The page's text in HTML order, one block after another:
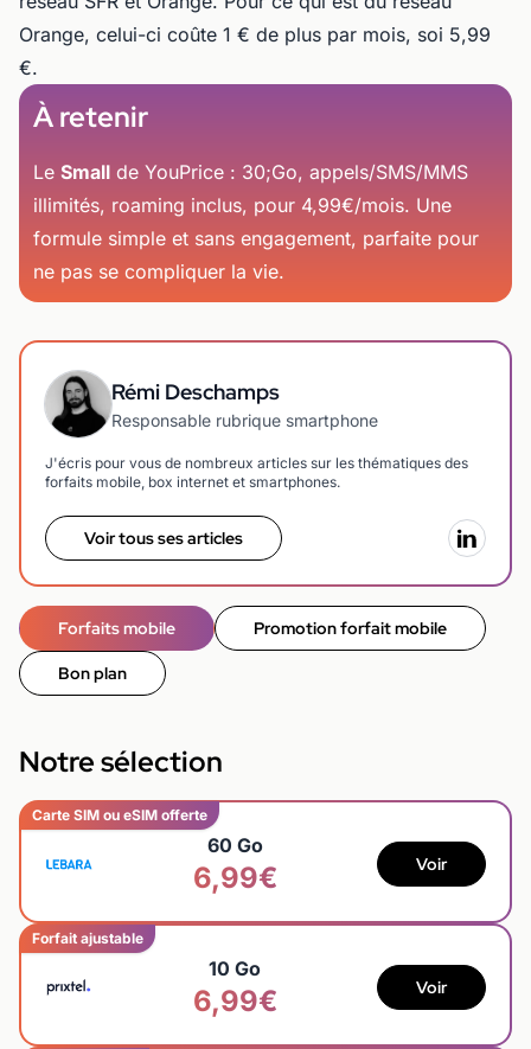
Orange, celui-ci coûte 1 € de plus par mois, soi 5,99
€.
À retenir
Le Small de YouPrice : 30;Go, appels/SMS/MMS
illimités, roaming inclus, pour 4,99€/mois. Une
formule simple et sans engagement, parfaite pour
ne pas se compliquer la vie.
Rémi Deschamps
Responsable rubrique smartphone
J'écris pour vous de nombreux articles sur les thématiques des
forfaits mobile, box internet et smartphones.
Voir tous ses articles
Forfaits mobile Promotion forfait mobile
Bon plan
Notre sélection
Carte SIM ou eSIM offerte
60 Go
6,99€ Voir
Forfait ajustable
10 Go
6,99€ Voir